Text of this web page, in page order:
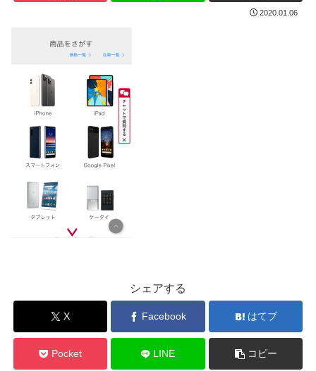
2020.01.06
シェアする
X Facebook はてブ
Pocket LINE コピー